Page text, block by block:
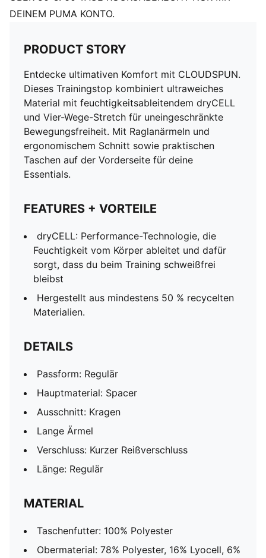
DEINEM PUMA KONTO.
PRODUCT STORY
Entdecke ultimativen Komfort mit CLOUDSPUN.
Dieses Trainingstop kombiniert ultraweiches
Material mit feuchtigkeitsableitendem dryCELL
und Vier-Wege-Stretch für uneingeschränkte
Bewegungsfreiheit. Mit Raglanärmeln und
ergonomischem Schnitt sowie praktischen
Taschen auf der Vorderseite für deine
Essentials.
FEATURES + VORTEILE
dryCELL: Performance-Technologie, die
Feuchtigkeit vom Körper ableitet und dafür
sorgt, dass du beim Training schweißfrei
bleibst
Hergestellt aus mindestens 50 % recycelten
Materialien.
DETAILS
Passform: Regulär
Hauptmaterial: Spacer
Ausschnitt: Kragen
Lange Ärmel
Verschluss: Kurzer Reißverschluss
Länge: Regulär
MATERIAL
Taschenfutter: 100% Polyester
Obermaterial: 78% Polyester, 16% Lyocell, 6%